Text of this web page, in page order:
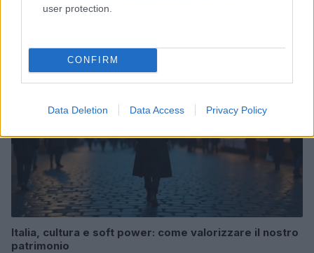
user protection.
CONFIRM
Data Deletion Data Access Privacy Policy
Beatrice Bonaventura · 7 Ago 2026
Italia, cultura e soft power: come valorizzare il nostro
patrimonio